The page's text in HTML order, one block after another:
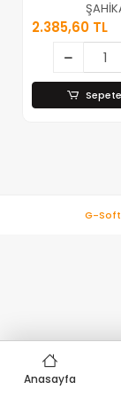
Isıtıcısı (
Çakmaklık
2.385,60 TL
Anasayfa
G-Soft